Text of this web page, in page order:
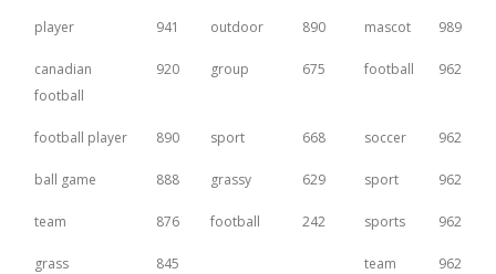
player 941 outdoor 890 mascot 989
canadian
football
920 group 675 football 962
football player 890 sport 668 soccer 962
ball game 888 grassy 629 sport 962
team 876 football 242 sports 962
grass 845 team 962